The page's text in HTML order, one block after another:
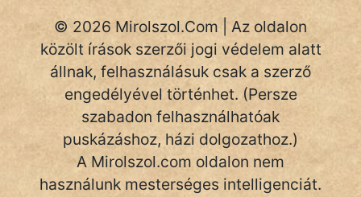
© 2026 Mirolszol.Com | Az oldalon
közölt írások szerzői jogi védelem alatt
állnak, felhasználásuk csak a szerző
engedélyével történhet. (Persze
szabadon felhasználhatóak
puskázáshoz, házi dolgozathoz.)
A Mirolszol.com oldalon nem
használunk mesterséges intelligenciát.